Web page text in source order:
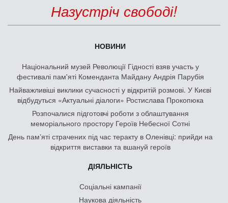
Назустріч свободі!
НОВИНИ
Національний музей Революції Гідності взяв участь у
фестивалі пам'яті Коменданта Майдану Андрія Парубія
Найважливіші виклики сучасності у відкритій розмові. У Києві
відбудуться «Актуальні діалоги» Ростислава Прокопюка
Розпочалися підготовчі роботи з облаштування
меморіального простору Героїв Небесної Сотні
День памʼяті страчених під час теракту в Оленівці: прийди на
відкриття виставки та вшануй героїв
ДІЯЛЬНІСТЬ
Соціальні кампанії
Наукова діяльність